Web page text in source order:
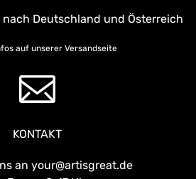
nach Deutschland und Österreich
auf unserer Versandseite
KONTAKT
an your@artisgreat.de